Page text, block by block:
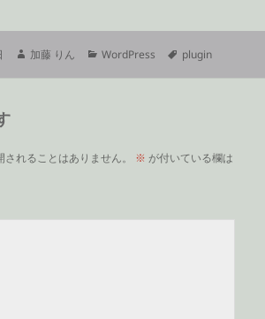
作
加藤 りん
カ
WordPress
タ
plugin
れることはありません。 ※ が付いている欄は